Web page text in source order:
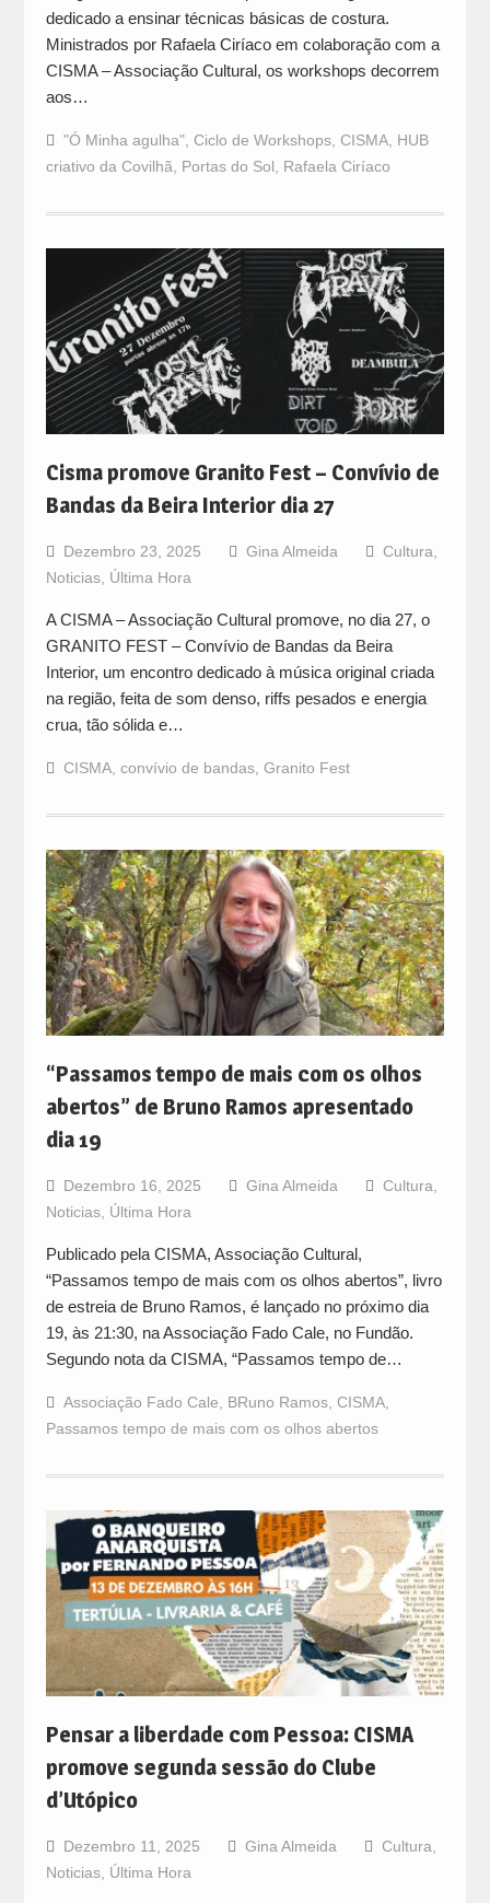
dedicado a ensinar técnicas básicas de costura.
Ministrados por Rafaela Ciríaco em colaboração com a
CISMA – Associação Cultural, os workshops decorrem
aos…
"Ó Minha agulha", Ciclo de Workshops, CISMA, HUB
criativo da Covilhã
Portas do Sol Rafaela Ciríaco
Cisma promove Granito Fest – Convívio de
Bandas da Beira Interior dia 27
Dezembro 23, 2025 Gina Almeida Cultura
Noticias, Última Hora
A CISMA – Associação Cultural promove, no dia 27, o
GRANITO FEST – Convívio de Bandas da Beira
Interior, um encontro dedicado à música original criada
na região, feita de som denso, riffs pesados e energia
crua, tão sólida e…
CISMA, convívio de bandas, Granito Fest
“Passamos tempo de mais com os olhos
abertos” de Bruno Ramos apresentado
dia 19
Dezembro 16, 2025 Gina Almeida Cultura
Noticias, Última Hora
Publicado pela CISMA, Associação Cultural,
“Passamos tempo de mais com os olhos abertos”, livro
de estreia de Bruno Ramos, é lançado no próximo dia
19, às 21:30, na Associação Fado Cale, no Fundão.
Segundo nota da CISMA, “Passamos tempo de…
Associação Fado Cale BRuno Ramos, CISMA,
Passamos tempo de mais com os olhos abertos
Pensar a liberdade com Pessoa: CISMA
promove segunda sessão do Clube
d’Utópico
Dezembro 11, 2025 Gina Almeida Cultura
Noticias, Última Hora